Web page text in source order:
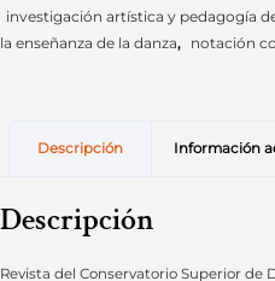
investigación artística y pedagogía
la enseñanza de la danza, notación
Descripción Información
Descripción
Revista del Conservatorio Superior de